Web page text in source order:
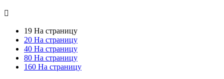

19 На страницу
20 На страницу
40 На страницу
80 На страницу
160 На страницу